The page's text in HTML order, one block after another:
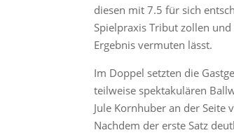
diesen mit 7.5 für sich
Spielpraxis Tribut zollen
Ergebnis vermuten lässt.
Im Doppel setzten die
teilweise spektakulären
Jule Kornhuber an der Seite
Nachdem der erste Satz